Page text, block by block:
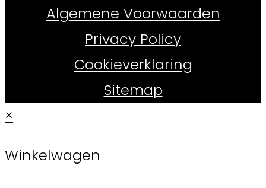
Algemene Voorwaarden
Privacy Policy
Cookieverklaring
Sitemap
×
Winkelwagen